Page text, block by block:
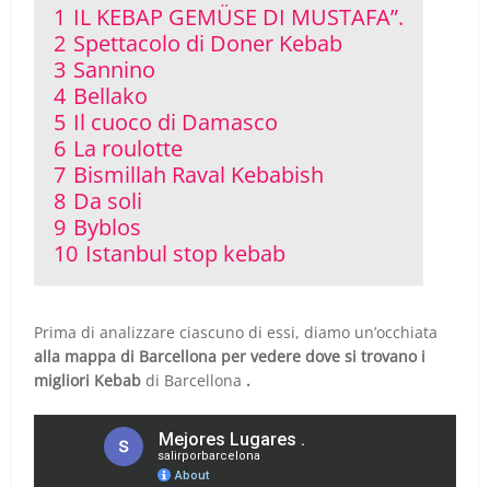
1 IL KEBAP GEMÜSE DI MUSTAFA”.
2 Spettacolo di Doner Kebab
3 Sannino
4 Bellako
5 Il cuoco di Damasco
6 La roulotte
7 Bismillah Raval Kebabish
8 Da soli
9 Byblos
10 Istanbul stop kebab
Prima di analizzare ciascuno di essi, diamo un’occhiata
alla mappa di Barcellona per vedere dove si trovano i
migliori Kebab di Barcellona .